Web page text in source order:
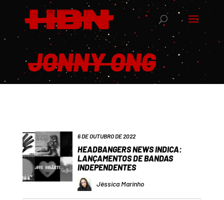
JONNY ONG
6 DE OUTUBRO DE 2022
HEADBANGERS NEWS INDICA:
LANÇAMENTOS DE BANDAS
INDEPENDENTES
Jéssica Marinho